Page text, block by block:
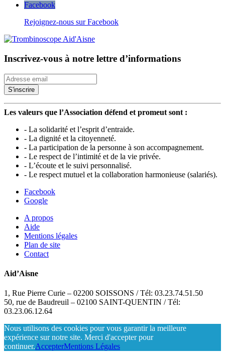
Facebook
Rejoignez-nous sur Facebook
Inscrivez-vous à notre lettre d’informations
Les valeurs que l’Association défend et promeut sont :
- La solidarité et l’esprit d’entraide.
- La dignité et la citoyenneté.
- La participation de la personne à son accompagnement.
- Le respect de l’intimité et de la vie privée.
- L’écoute et le suivi personnalisé.
- Le respect mutuel et la collaboration harmonieuse (salariés).
Facebook
Google
A propos
Aide
Mentions légales
Plan de site
Contact
Aid’Aisne
1, Rue Pierre Curie – 02200 SOISSONS / Tél: 03.23.74.51.50
50, rue de Baudreuil – 02100 SAINT-QUENTIN / Tél:
03.23.06.12.64
Nous utilisons des cookies pour vous garantir la meilleure
expérience sur notre site. Merci d'accepter pour
continuer.AccepterMentions Légales